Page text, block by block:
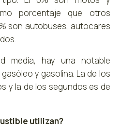
porcentaje que otros
son autobuses, autocares
media, hay una notable
y gasolina. La de los
y la de los segundos es de
utilizan?